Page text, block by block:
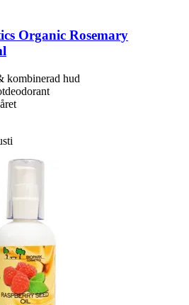
Organic Rosemary
kombinerad hud